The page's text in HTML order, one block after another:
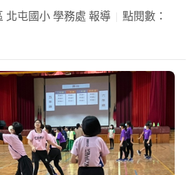
北屯國小 學務處 報導
點閱數：